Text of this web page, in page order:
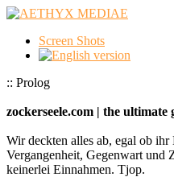
Screen Shots
:: Prolog
zockerseele.com | the ultimate
Wir deckten alles ab, egal ob
Vergangenheit, Gegenwart und
keinerlei Einnahmen. Tjop.